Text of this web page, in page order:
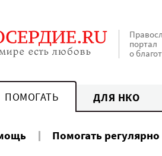
портал
о
ПОМОГАТЬ ДЛЯ НКО
Помогать регулярно